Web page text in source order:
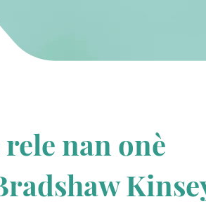
rele nan onè